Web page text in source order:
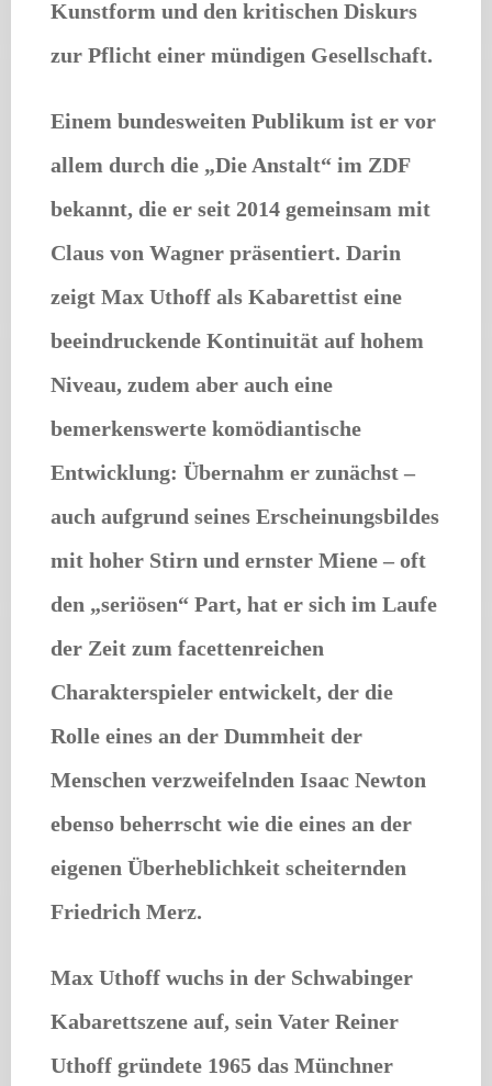
Kunstform und den kritischen Diskurs
zur Pflicht einer mündigen Gesellschaft.
Einem bundesweiten Publikum ist er vor
allem durch die „Die Anstalt“ im ZDF
bekannt, die er seit 2014 gemeinsam mit
Claus von Wagner präsentiert. Darin
zeigt Max Uthoff als Kabarettist eine
beeindruckende Kontinuität auf hohem
Niveau, zudem aber auch eine
bemerkenswerte komödiantische
Entwicklung: Übernahm er zunächst –
auch aufgrund seines Erscheinungsbildes
mit hoher Stirn und ernster Miene – oft
den „seriösen“ Part, hat er sich im Laufe
der Zeit zum facettenreichen
Charakterspieler entwickelt, der die
Rolle eines an der Dummheit der
Menschen verzweifelnden Isaac Newton
ebenso beherrscht wie die eines an der
eigenen Überheblichkeit scheiternden
Friedrich Merz.
Max Uthoff wuchs in der Schwabinger
Kabarettszene auf, sein Vater Reiner
Uthoff gründete 1965 das Münchner